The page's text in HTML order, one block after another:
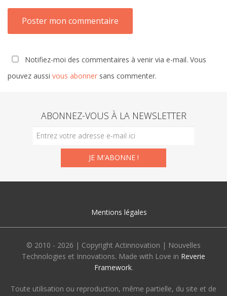
Notifiez-moi des commentaires à venir via e-mail. Vous
pouvez aussi vous abonner sans commenter.
ABONNEZ-VOUS À LA NEWSLETTER
Mentions légales
© 2010 - 2026 | Copyright Actinnovation | Nouvelles
Technologies et Innovations. Made with Love in Reverie
Framework.
Toute utilisation ou reproduction, même partielle, du site et de